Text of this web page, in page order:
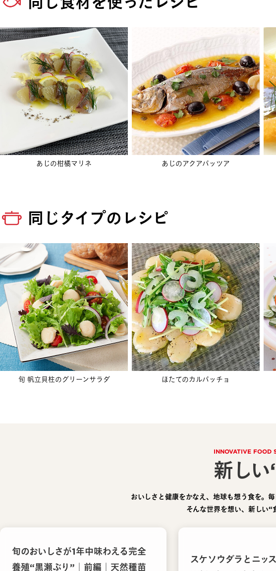
あじの柑橘マリネ あじのアクアパッツア
同じタイプのレシピ
旬 帆立貝柱のグリーンサラダ ほたてのカルパッチョ
INNOVATIVE FOOD
新しい
おいしさと健康をかなえ、地球も想う食を。
そんな世界を想い、新しい“
旬のおいしさが1年中味わえる完全
養殖“黒瀬ぶり”｜前編｜天然種苗
スケソウダラとニッ